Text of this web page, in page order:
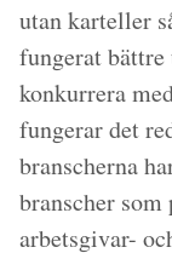
utan karteller
fungerat
konkurrera
fungerar det
branscherna
branscher
arbetsgivar-